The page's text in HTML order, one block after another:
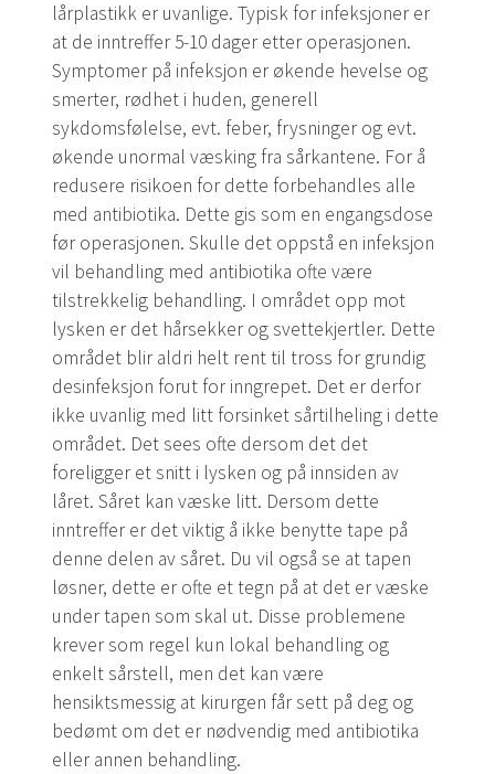
lårplastikk er uvanlige. Typisk for infeksjoner er
at de inntreffer 5-10 dager etter operasjonen.
Symptomer på infeksjon er økende hevelse og
smerter, rødhet i huden, generell
sykdomsfølelse, evt. feber, frysninger og evt.
økende unormal væsking fra sårkantene. For å
redusere risikoen for dette forbehandles alle
med antibiotika. Dette gis som en engangsdose
før operasjonen. Skulle det oppstå en infeksjon
vil behandling med antibiotika ofte være
tilstrekkelig behandling. I området opp mot
lysken er det hårsekker og svettekjertler. Dette
området blir aldri helt rent til tross for grundig
desinfeksjon forut for inngrepet. Det er derfor
ikke uvanlig med litt forsinket sårtilheling i dette
området. Det sees ofte dersom det det
foreligger et snitt i lysken og på innsiden av
låret. Såret kan væske litt. Dersom dette
inntreffer er det viktig å ikke benytte tape på
denne delen av såret. Du vil også se at tapen
løsner, dette er ofte et tegn på at det er væske
under tapen som skal ut. Disse problemene
krever som regel kun lokal behandling og
enkelt sårstell, men det kan være
hensiktsmessig at kirurgen får sett på deg og
bedømt om det er nødvendig med antibiotika
eller annen behandling.